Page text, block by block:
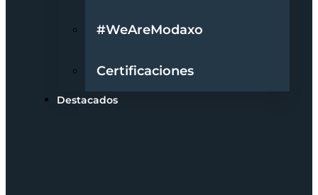
#WeAreModaxo
Certificaciones
Destacados